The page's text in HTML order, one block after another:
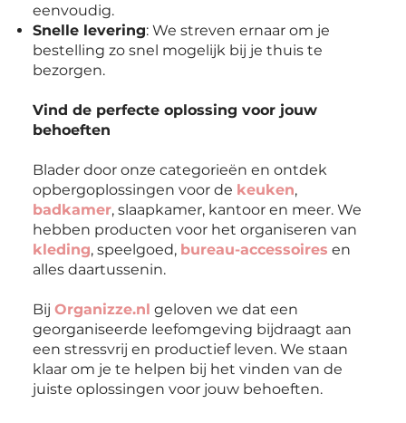
eenvoudig.
Snelle levering: We streven ernaar om je
bestelling zo snel mogelijk bij je thuis te
bezorgen.
Vind de perfecte oplossing voor jouw
behoeften
Blader door onze categorieën en ontdek
opbergoplossingen voor de keuken,
badkamer, slaapkamer, kantoor en meer. We
hebben producten voor het organiseren van
kleding, speelgoed, bureau-accessoires en
alles daartussenin.
Bij Organizze.nl geloven we dat een
georganiseerde leefomgeving bijdraagt aan
een stressvrij en productief leven. We staan
klaar om je te helpen bij het vinden van de
juiste oplossingen voor jouw behoeften.